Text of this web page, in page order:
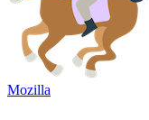
Mozilla